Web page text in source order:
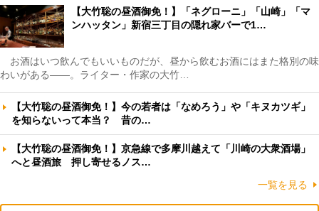
【大竹聡の昼酒御免！】「ネグローニ」「山崎」「マ
ンハッタン」新宿三丁目の隠れ家バーで1…
お酒はいつ飲んでもいいものだが、昼から飲むお酒にはまた格別の味
わいがある――。ライター・作家の大竹…
【大竹聡の昼酒御免！】今の若者は「なめろう」や「キヌカツギ」
を知らないって本当？ 昔の…
【大竹聡の昼酒御免！】京急線で多摩川越えて「川崎の大衆酒場」
へと昼酒旅 押し寄せるノス…
一覧を見る